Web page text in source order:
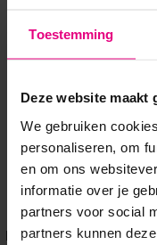
Toestemming
Deze website maakt
We gebruiken
personaliseren, om
en om ons
informatie over je
partners voor social
partners kunnen
Application error: a
loading